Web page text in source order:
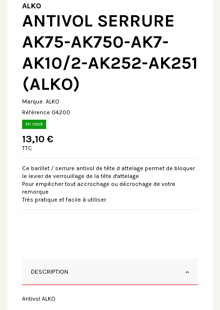
ALKO
ANTIVOL SERRURE
AK75-AK750-AK7-
AK10/2-AK252-AK251
(ALKO)
Marque: ALKO
Référence 04200
En stock
13,10 €
TTC
Ce barillet / serrure antivol de tête d attelage permet de bloquer
le levier de verrouillage de la tête d'attelage
Pour empêcher tout accrochage ou décrochage de votre
remorque
Très pratique et facile à utiliser.
DESCRIPTION
Antivol ALKO